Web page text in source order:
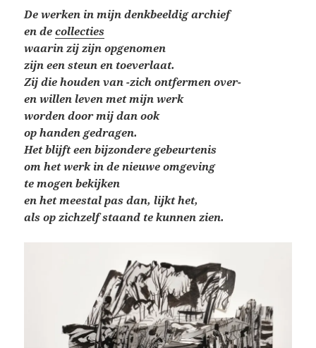
De werken in mijn denkbeeldig archief
en decollecties
waarin zij zijn opgenomen
zijn een steun en toeverlaat.
Zij die houden van -zich ontfermen over-
en willen leven met mijn werk
worden door mij dan ook
op handen gedragen.
Het blijft een bijzondere gebeurtenis
om het werk in de nieuwe omgeving
te mogen bekijken
en het meestal pas dan, lijkt het,
als op zichzelf staand te kunnen zien.